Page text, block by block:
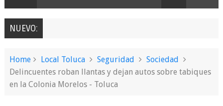
NUEVO:
Home Local Toluca Seguridad
Sociedad
Delincuentes roban llantas y dejan autos sobre tabiques
en la Colonia Morelos - Toluca